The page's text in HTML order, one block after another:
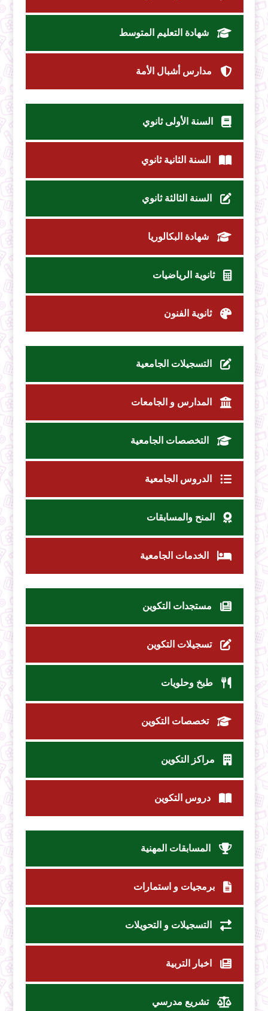
شهادة التعليم المتوسط
مدارس أشبال الأمة
السنة الأولى ثانوي
السنة الثانية ثانوي
السنة الثالثة ثانوي
شهادة البكالوريا
ثانوية الرياضيات
ثانوية الفنون
التسجيلات الجامعية
المدارس و الجامعات
التخصصات الجامعية
الدروس الجامعية
المنح والمسابقات
الخدمات الجامعية
مستجدات التكوين
تسجيلات التكوين
طبخ وحلويات
تخصصات التكوين
مراكز التكوين
دروس التكوين
المسابقات المهنية
برمجيات و استمارات
التسجيلات و التحويلات
اخبار التربية
تشريع مدرسي